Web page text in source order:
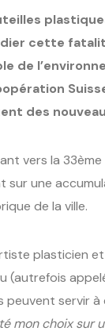
cette
de
des
vers la
sur une
de la ville.
plasticien
(autrefois
peuvent servir
mon choix sur